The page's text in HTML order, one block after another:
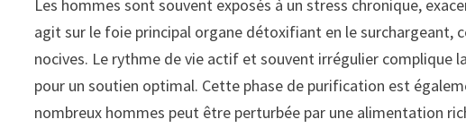
Les hommes sont souvent exposés à un stress chronique,
agit sur le foie principal organe détoxifiant en le surchargeant,
nocives. Le rythme de vie actif et souvent irrégulier complique
pour un soutien optimal. Cette phase de purification est
nombreux hommes peut être perturbée par une alimentation